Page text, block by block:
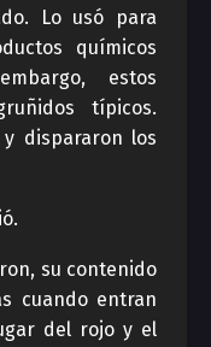
Lo usó para
químicos
estos
típicos.
dispararon los
su contenido
cuando entran
del rojo y el